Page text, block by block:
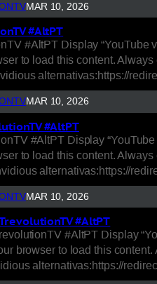
MAR 10, 2026
#AltPT
#AltPT Display
to load this content.
alternativas:https://
MAR 10, 2026
#AltPT
#AltPT Display
to load this content.
alternativas:https://
MAR 10, 2026
#AltPT
#AltPT Display
browser to load this
alternativas:https://